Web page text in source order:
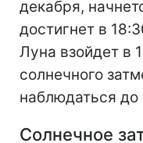
декабря,
достигнет в
Луна взойдет в
солнечного
наблюдаться до
Солнечное